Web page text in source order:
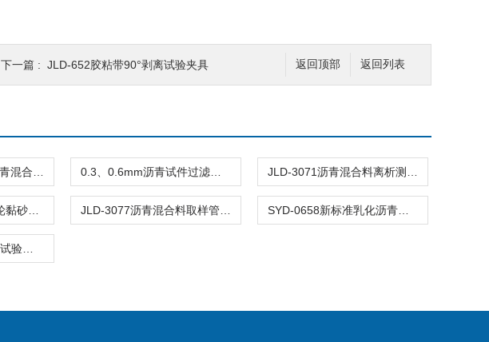
返回列表
返回顶部
下一篇 : JLD-652胶粘带90°剥离试验夹具